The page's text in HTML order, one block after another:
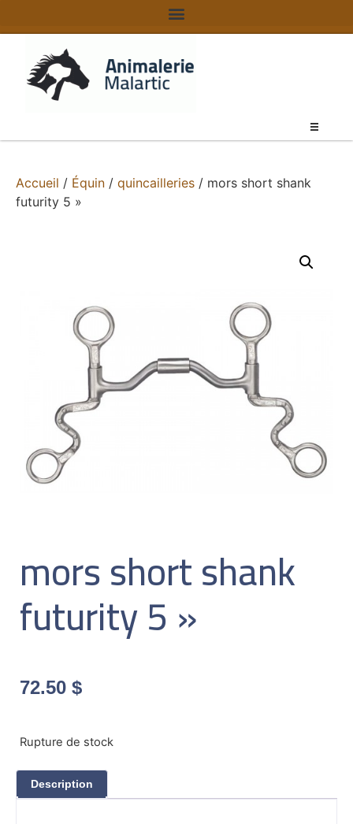
Accueil / Équin / quincailleries / mors short shank
futurity 5 »
mors short shank
futurity 5 »
72.50 $
Rupture de stock
Description